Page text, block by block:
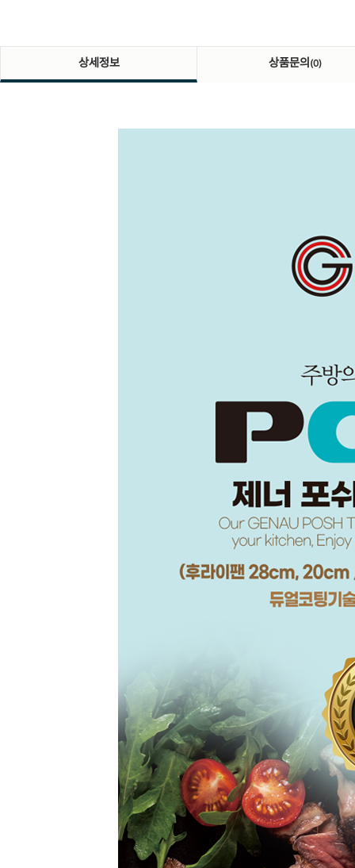
상세정보 상품문의 (0)